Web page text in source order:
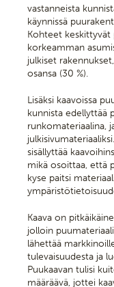
vastanneista
käynnissä
Kohteet keskittyvät
korkeamman
julkiset
osansa (30 %).
Lisäksi kaavoissa
kunnista edellyttää
runkomateriaalina,
sisällyttää
mikä osoittaa, että
kyse paitsi
Kaava on
jolloin
lähettää
tulevaisuudesta ja
Puukaavan tulisi
määräävä, jottei